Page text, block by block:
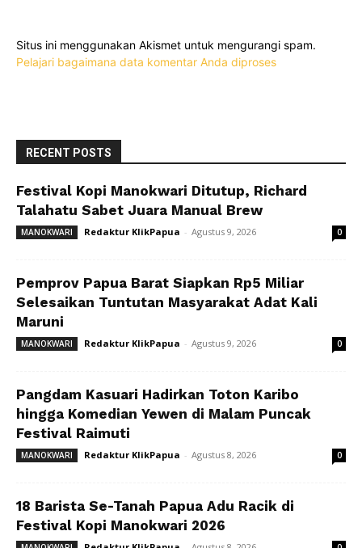
Situs ini menggunakan Akismet untuk mengurangi spam.
Pelajari bagaimana data komentar Anda diproses
RECENT POSTS
Festival Kopi Manokwari Ditutup, Richard
Talahatu Sabet Juara Manual Brew
MANOKWARI Redaktur KlikPapua - Agustus 9, 2026 0
Pemprov Papua Barat Siapkan Rp5 Miliar
Selesaikan Tuntutan Masyarakat Adat Kali
Maruni
MANOKWARI Redaktur KlikPapua - Agustus 9, 2026 0
Pangdam Kasuari Hadirkan Toton Karibo
hingga Komedian Yewen di Malam Puncak
Festival Raimuti
MANOKWARI Redaktur KlikPapua - Agustus 8, 2026 0
18 Barista Se-Tanah Papua Adu Racik di
Festival Kopi Manokwari 2026